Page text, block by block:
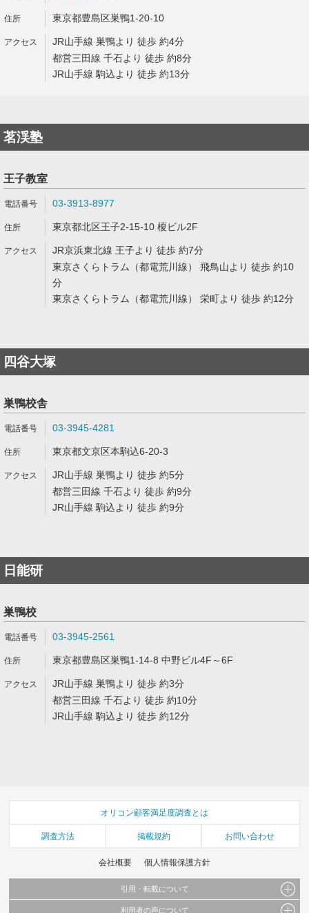
東京都豊島区巣鴨1-20-10
JR山手線 巣鴨より 徒歩 約4分
都営三田線 千石より 徒歩 約8分
JR山手線 駒込より 徒歩 約13分
茗渓塾
王子教室
03-3913-8977
東京都北区王子2-15-10 榎ビル2F
JR京浜東北線 王子より 徒歩 約7分
東京さくらトラム（都電荒川線） 飛鳥山より 徒歩 約10
分
東京さくらトラム（都電荒川線） 栄町より 徒歩 約12分
四谷大塚
巣鴨校舎
03-3945-4281
東京都文京区本駒込6-20-3
JR山手線 巣鴨より 徒歩 約5分
都営三田線 千石より 徒歩 約9分
JR山手線 駒込より 徒歩 約9分
日能研
巣鴨校
03-3945-2561
東京都豊島区巣鴨1-14-8 中野ビル4F～6F
JR山手線 巣鴨より 徒歩 約3分
都営三田線 千石より 徒歩 約10分
JR山手線 駒込より 徒歩 約12分
オリコン顧客満足度調査とは
調査方法 掲載規約 お問い合わせ
会社概要 個人情報保護方針
引用・転載について
利用者の声について